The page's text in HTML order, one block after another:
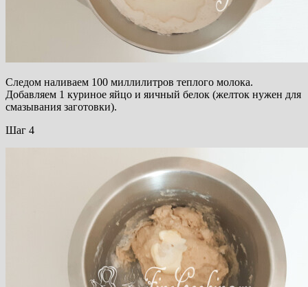
Следом наливаем 100 миллилитров теплого молока.
Добавляем 1 куриное яйцо и яичный белок (желток нужен для
смазывания заготовки).
Шаг 4